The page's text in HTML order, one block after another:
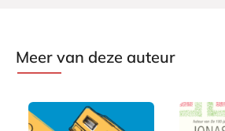
Meer van deze auteur